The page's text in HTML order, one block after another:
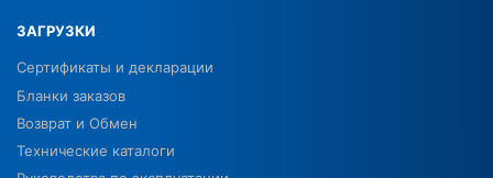
ЗАГРУЗКИ
Сертификаты и декларации
Бланки заказов
Возврат и Обмен
Технические каталоги